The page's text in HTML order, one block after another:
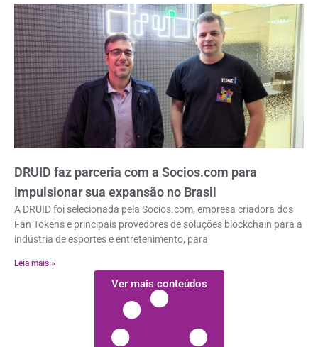
DRUID faz parceria com a Socios.com para
impulsionar sua expansão no Brasil
A DRUID foi selecionada pela Socios.com, empresa criadora dos
Fan Tokens e principais provedores de soluções blockchain para a
indústria de esportes e entretenimento, para
Leia mais »
Ver mais conteúdos